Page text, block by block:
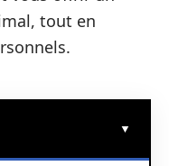
tout en